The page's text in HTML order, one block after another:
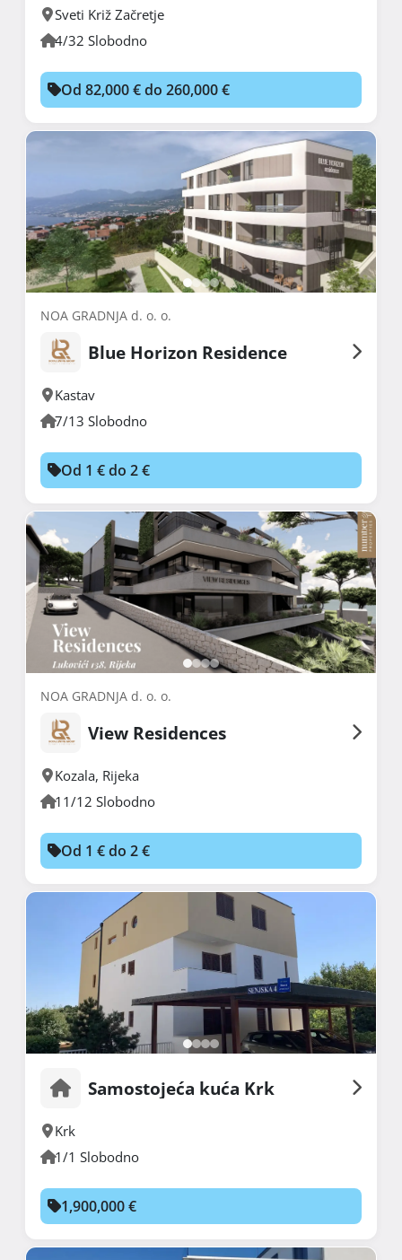
Sveti Križ Začretje
4/32 Slobodno
Od 82,000 € do 260,000 €
NOA GRADNJA d. o. o.
Blue Horizon Residence
Kastav
7/13 Slobodno
Od 1 € do 2 €
NOA GRADNJA d. o. o.
View Residences
Kozala, Rijeka
11/12 Slobodno
Od 1 € do 2 €
Samostojeća kuća Krk
Krk
1/1 Slobodno
1,900,000 €